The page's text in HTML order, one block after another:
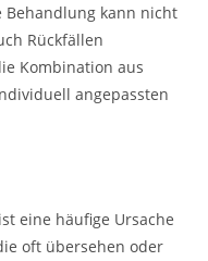
Behandlung kann nicht
Rückfällen
Kombination aus
angepassten
eine häufige Ursache
oft übersehen oder